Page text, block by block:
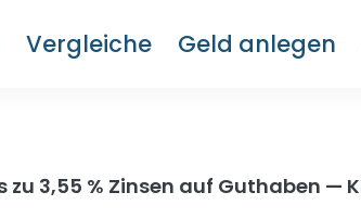
Vergleiche Geld anlegen